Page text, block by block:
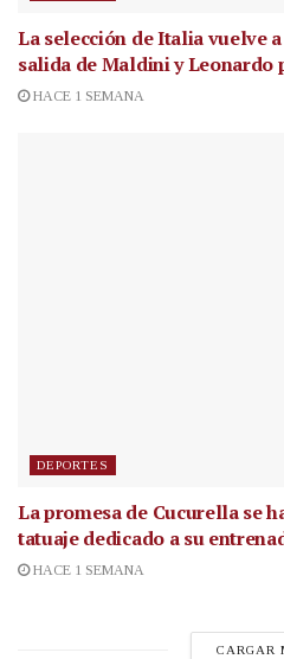
La selección de Italia vuelve
salida de Maldini y Leonardo
HACE 1 SEMANA
DEPORTES
La promesa de Cucurella se
tatuaje dedicado a su
HACE 1 SEMANA
CARGAR